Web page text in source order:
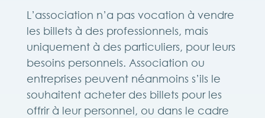
L’association n’a pas vocation à vendre
les billets à des professionnels, mais
uniquement à des particuliers, pour leurs
besoins personnels. Association ou
entreprises peuvent néanmoins s’ils le
souhaitent acheter des billets pour les
offrir à leur personnel, ou dans le cadre